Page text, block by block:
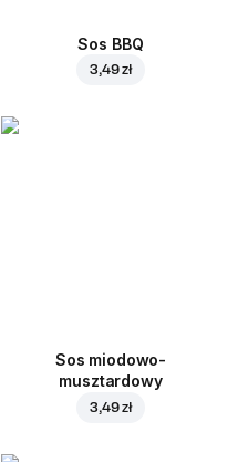
Sos BBQ
3,49 zł
Sos miodowo-
musztardowy
3,49 zł